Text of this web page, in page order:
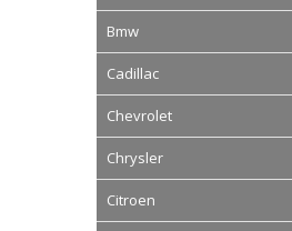
Bmw
Cadillac
Chevrolet
Chrysler
Citroen